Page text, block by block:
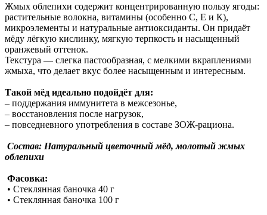
Жмых облепихи содержит концентрированную пользу ягоды:
растительные волокна, витамины (особенно С, Е и К),
микроэлементы и натуральные антиоксиданты. Он придаёт
мёду лёгкую кислинку, мягкую терпкость и насыщенный
оранжевый оттенок.
Текстура — слегка пастообразная, с мелкими вкраплениями
жмыха, что делает вкус более насыщенным и интересным.
Такой мёд идеально подойдёт для:
– поддержания иммунитета в межсезонье,
– восстановления после нагрузок,
– повседневного употребления в составе ЗОЖ-рациона.
Состав: Натуральный цветочный мёд, молотый жмых
облепихи
Фасовка:
• Стеклянная баночка 40 г
• Стеклянная баночка 100 г